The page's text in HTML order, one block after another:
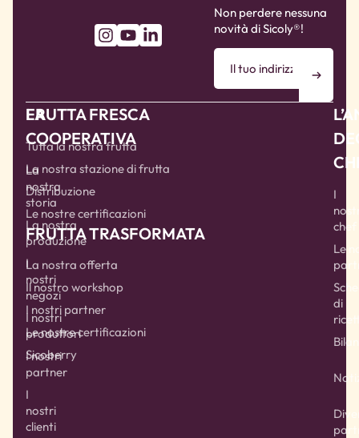
Non perdere nessuna
novità di Sicoly®!
LA
COOPERATIVA
La
nostra
storia
La nostra
produzione
I
nostri
negozi
I nostri
produttori
I nostri
partner
I
nostri
clienti
FRUTTA FRESCA
Tutta la nostra frutta
La nostra stazione di frutta
Distribuzione
Le nostre certificazioni
FRUTTA TRASFORMATA
La nostra offerta
Il nostro workshop
I nostri partner
Le nostre certificazioni
Sicoberry
I
chef
Le
di